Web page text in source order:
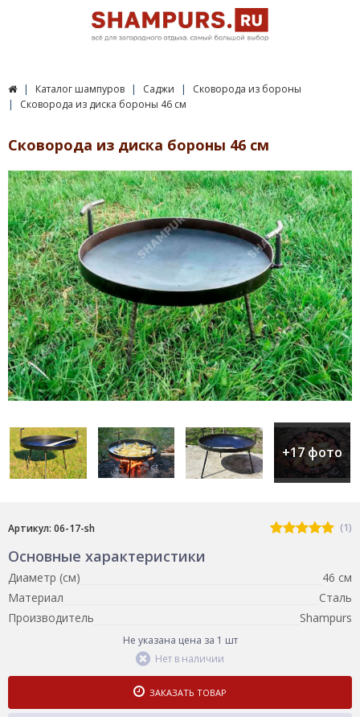
Каталог шампуров Саджи
Сковорода из бороны
Сковорода из диска бороны 46 см
Сковорода из диска бороны 46 см
+17 фото
Артикул: 06-17-sh (1)
Основные характеристики
Диаметр (см)
46 см
Материал
Сталь
Производитель
Shampurs
Не указана цена за 1 шт
Нет в наличии
ЗАКАЗАТЬ ТОВАР